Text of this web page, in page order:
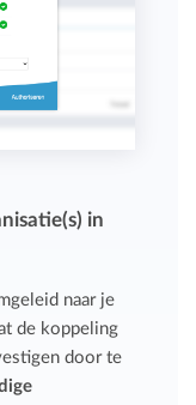
in
naar je
de koppeling
door te